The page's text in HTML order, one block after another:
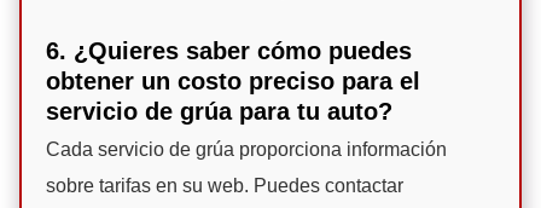
6. ¿Quieres saber cómo puedes
obtener un costo preciso para el
servicio de grúa para tu auto?
Cada servicio de grúa proporciona información
sobre tarifas en su web. Puedes contactar